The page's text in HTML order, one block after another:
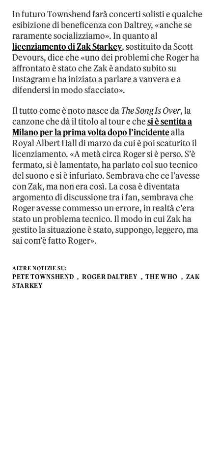
In futuro Townshend farà concerti solisti e qualche
esibizione di beneficenza con Daltrey, «anche se
raramente socializziamo». In quanto al
licenziamento di Zak Starkey, sostituito da Scott
Devours, dice che «uno dei problemi che Roger ha
affrontato è stato che Zak è andato subito su
Instagram e ha iniziato a parlare a vanvera e a
difendersi in modo sfacciato».
Il tutto come è noto nasce daThe Song Is Over, la
canzone che dà il titolo al tour e chesi è sentita a
Milano per la prima volta dopo l’incidentealla
Royal Albert Hall di marzo da cui è poi scaturito il
licenziamento. «A metà circa Roger si è perso. S’è
fermato, si è lamentato, ha parlato col suo tecnico
del suono e si è infuriato. Sembrava che ce l’avesse
con Zak, ma non era così. La cosa è diventata
argomento di discussione tra i fan, sembrava che
Roger avesse commesso un errore, in realtà c’era
stato un problema tecnico. Il modo in cui Zak ha
gestito la situazione è stato, suppongo, leggero, ma
sai com’è fatto Roger».
ALTRE NOTIZIE SU:
PETE TOWNSHEND ROGER DALTREY THE WHO
ZAK
STARKEY